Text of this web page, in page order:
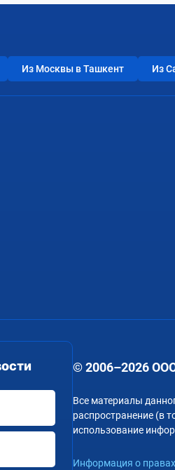
Из Москвы в Ташкент Из
© 2006–2026
Все материалы
распространение (в
использование
Информация о